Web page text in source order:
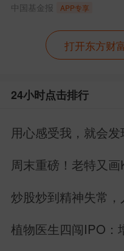
中国基金报 APP专享
打开东方财
24小时点击排行
用心感受我，就会
周末重磅！老特又画
炒股炒到精神失常
植物医生四闯IPO：